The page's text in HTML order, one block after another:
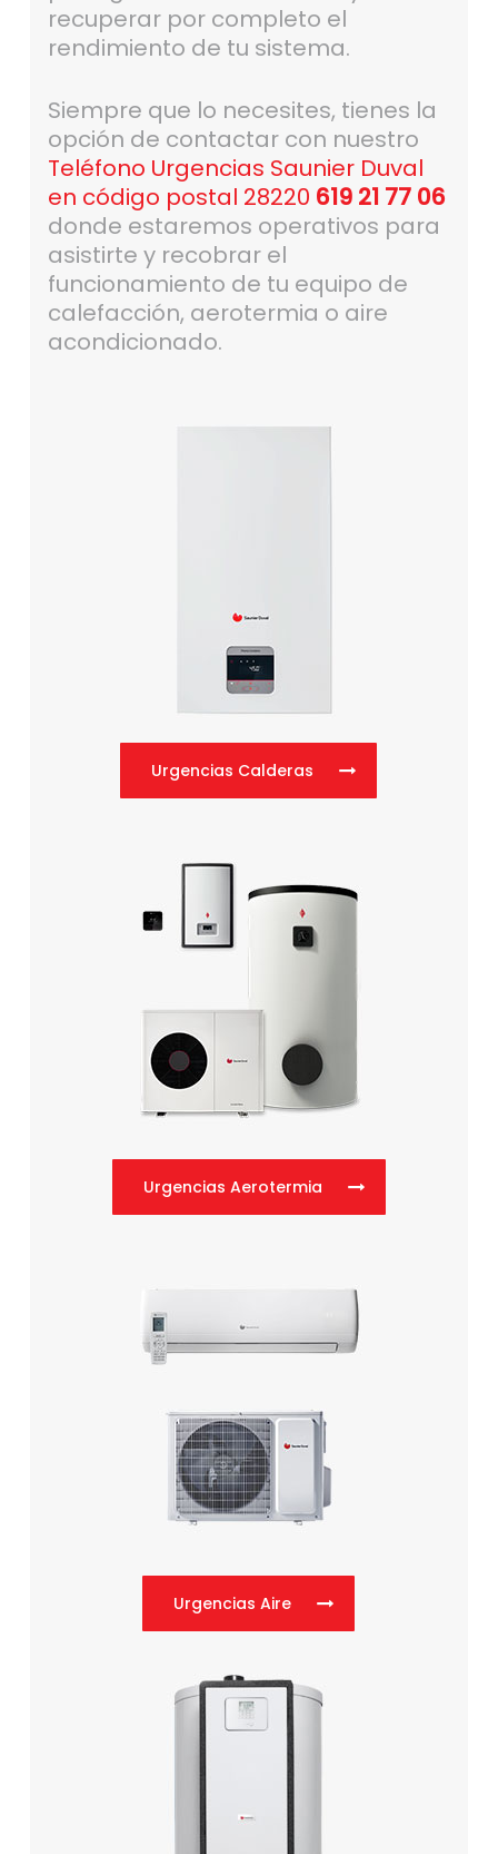
recuperar por completo el
rendimiento de tu sistema.
Siempre que lo necesites, tienes la
opción de contactar con nuestro
Teléfono Urgencias Saunier Duval
en código postal 28220 619 21 77 06
donde estaremos operativos para
asistirte y recobrar el
funcionamiento de tu equipo de
calefacción, aerotermia o aire
acondicionado.
Urgencias Calderas
Urgencias Aerotermia
Urgencias Aire